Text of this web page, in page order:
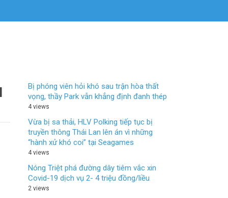
Bị phóng viên hỏi khó sau trận hòa thất
vọng, thầy Park vẫn khẳng định đanh thép
4 views
Vừa bị sa thải, HLV Polking tiếp tục bị
truyền thông Thái Lan lên án vì những
“hành xử khó coi” tại Seagames
4 views
Nóng Triệt phá đường dây tiêm vắc xin
Covid-19 dịch vụ 2- 4 triệu đồng/liều
2 views